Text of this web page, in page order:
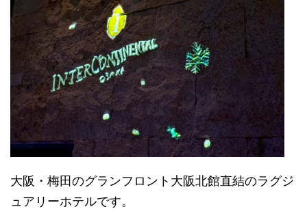
大阪・梅田のグランフロント大阪北館直結のラグジ
ュアリーホテルです。